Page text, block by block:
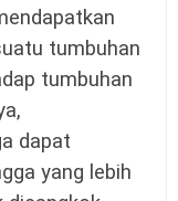
tumbuhan
tumbuhan
dapat
yang lebih